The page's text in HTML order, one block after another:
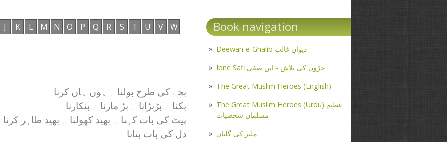
J K L M N O P Q R S T U V
W
بچے کی طرح بولنا ۔ ہوں ہاں کرنا
بکنا ۔ بڑبڑانا ۔ بڑ مارنا ۔ بنکارنا
پیٹ کی بات کہنا ۔ بھید کھولنا ۔ بھید ظاہر کرنا ۔
دل کی بات بتانا
Book navigation
Deewan-e-Ghalib دیوانِ غالب
Ibne Safi جڑوں کی تلاش - ابن صفی
The Great Muslim Heroes (English)
The Great Muslim Heroes (Urdu) عظیم
مسلمان شخصیات
ملیر کی گلیاں